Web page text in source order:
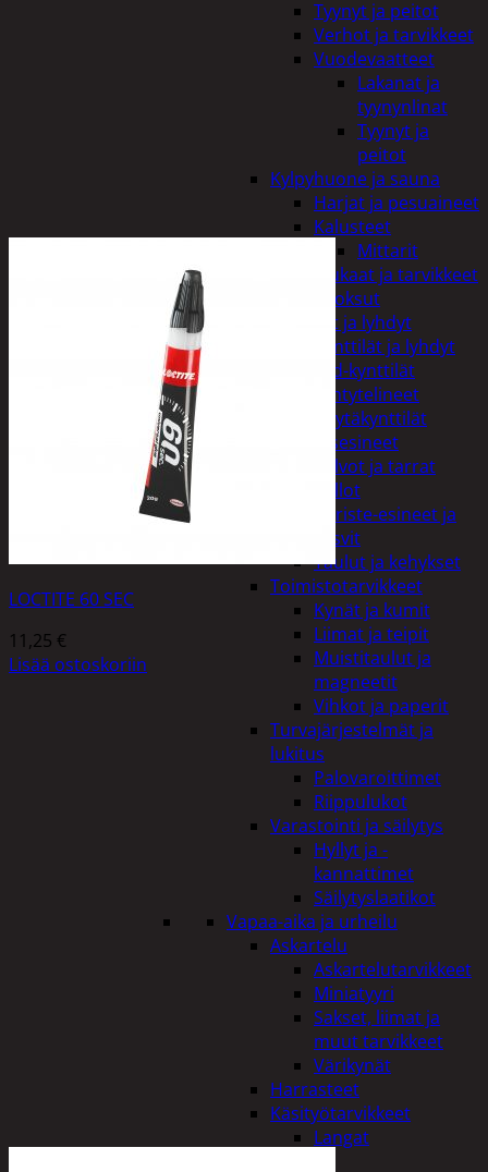
Tyynyt ja peitot
Verhot ja tarvikkeet
Vuodevaatteet
Lakanat ja
tyynynlinat
Tyynyt ja
peitot
Kylpyhuone ja sauna
Harjat ja pesuaineet
Kalusteet
Mittarit
Kiukaat ja tarvikkeet
Tuoksut
Kynttilät ja lyhdyt
Kynttilät ja lyhdyt
Led-kynttilät
Lyhtytelineet
Pöytäkynttilät
Sisustusesineet
Kalvot ja tarrat
Kellot
Koriste-esineet ja
kasvit
Taulut ja kehykset
Toimistotarvikkeet
Kynät ja kumit
Liimat ja teipit
Muistitaulut ja
magneetit
Vihkot ja paperit
Turvajärjestelmät ja
lukitus
Palovaroittimet
Riippulukot
Varastointi ja säilytys
Hyllyt ja -
kannattimet
Säilytyslaatikot
Vapaa-aika ja urheilu
Askartelu
Askartelutarvikkeet
Miniatyyri
Sakset, liimat ja
muut tarvikkeet
Värikynät
Harrasteet
Käsityötarvikkeet
Langat
LOCTITE 60 SEC
11,25 €
Lisää ostoskoriin